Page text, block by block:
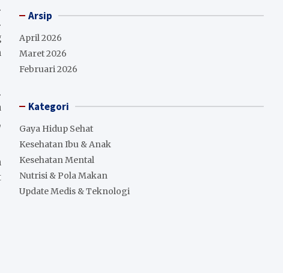
Arsip
April 2026
Maret 2026
Februari 2026
Kategori
Gaya Hidup Sehat
Kesehatan Ibu & Anak
Kesehatan Mental
Nutrisi & Pola Makan
Update Medis & Teknologi